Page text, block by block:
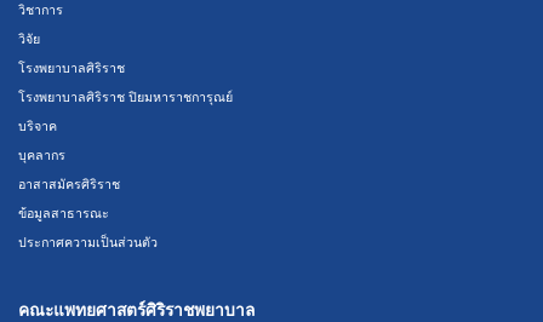
วิชาการ
วิจัย
โรงพยาบาลศิริราช
โรงพยาบาลศิริราช ปิยมหาราชการุณย์
บริจาค
บุคลากร
อาสาสมัครศิริราช
ข้อมูลสาธารณะ
ประกาศความเป็นส่วนตัว
คณะแพทยศาสตร์ศิริราชพยาบาล